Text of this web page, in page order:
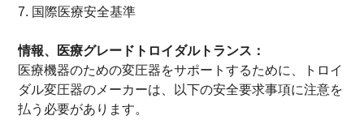
7. 国際医療安全基準
情報、医療グレード トロイダルトランス：
医療機器のための変圧器をサポートするために、トロイ
ダル変圧器のメーカーは、以下の安全要求事項に注意を
払う必要があります。